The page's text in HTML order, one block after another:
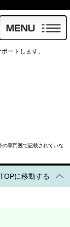
専門医で記載されていな
に移動する